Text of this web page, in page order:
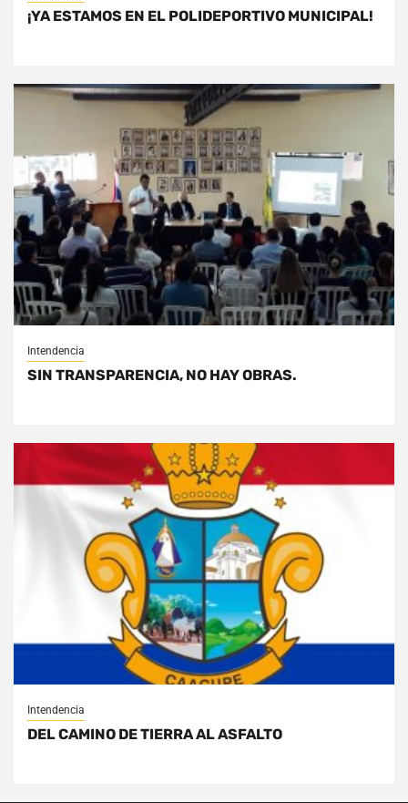
¡YA ESTAMOS EN EL POLIDEPORTIVO MUNICIPAL!
Intendencia
SIN TRANSPARENCIA, NO HAY OBRAS.
Intendencia
DEL CAMINO DE TIERRA AL ASFALTO